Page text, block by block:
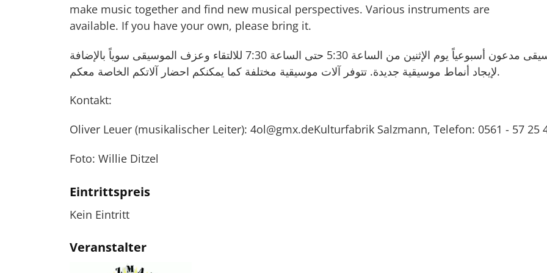
make music together and find new musical perspectives. Various instruments are
available. If you have your own, please bring it.
ابتداء من الآن, جميع الأشخاص المهتمين بالموسيقى مدعون أسبوعياً يوم الإثنين من الساعة 5:30 حتى الساعة 7:30 للالتقاء وعزف الموسيقى سوياً بالإضافة
لإيجاد أنماط موسيقية جديدة. تتوفر آلات موسيقية مختلفة كما يمكنكم احضار آلاتكم الخاصة معكم.
Kontakt:
Oliver Leuer (musikalischer Leiter): 4ol@gmx.deKulturfabrik Salzmann, Telefon: 0561 - 57 25
Foto: Willie Ditzel
Eintrittspreis
Kein Eintritt
Veranstalter